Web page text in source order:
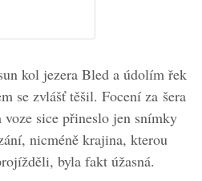
kol jezera Bled a údolím řek
se zvlášť těšil. Focení za šera
sice přineslo jen snímky
nicméně krajina, kterou
byla fakt úžasná.